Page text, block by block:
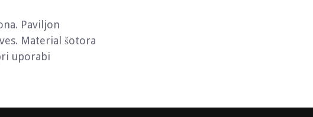
Paviljon
Material šotora
uporabi